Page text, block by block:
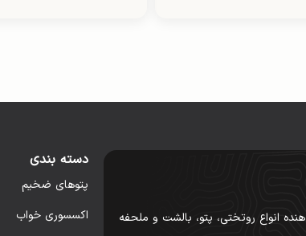
انواع روتختی، پتو، بالشت و ملحفه
دسته بندی
پتوهای ضخیم
اکسسوری خواب